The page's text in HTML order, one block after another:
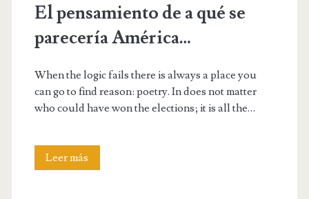
El pensamiento de a qué se
parecería América…
When the logic fails there is always a place you
can go to find reason: poetry. In does not matter
who could have won the elections; it is all the…
Leer más